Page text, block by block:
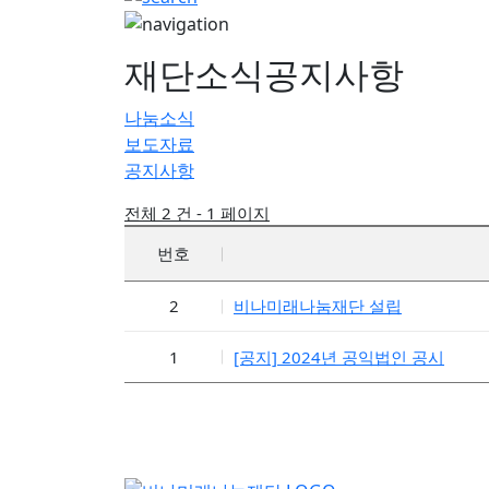
재단소식공지사항
나눔소식
보도자료
공지사항
전체 2 건 - 1 페이지
번호
2 비나미래나눔재단 설립
1 [공지] 2024년 공익법인 공시